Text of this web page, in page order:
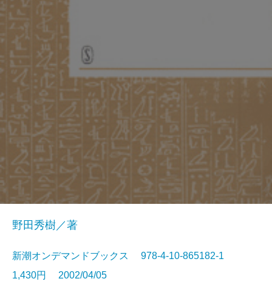
野田秀樹／著
新潮オンデマンドブックス 978-4-10-865182-1
1,430円 2002/04/05